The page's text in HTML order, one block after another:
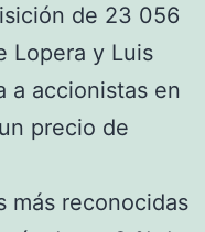
de 23 056
Lopera y Luis
a accionistas en
precio de
más reconocidas